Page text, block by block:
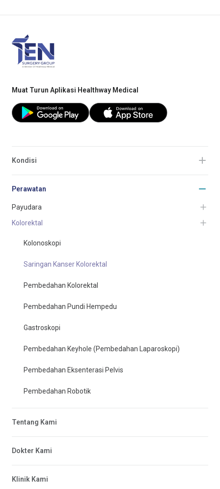
Muat Turun Aplikasi Healthway Medical
Kondisi
Perawatan
Payudara
Kolorektal
Kolonoskopi
Saringan Kanser Kolorektal
Pembedahan Kolorektal
Pembedahan Pundi Hempedu
Gastroskopi
Pembedahan Keyhole (Pembedahan Laparoskopi)
Pembedahan Eksenterasi Pelvis
Pembedahan Robotik
Tentang Kami
Dokter Kami
Klinik Kami